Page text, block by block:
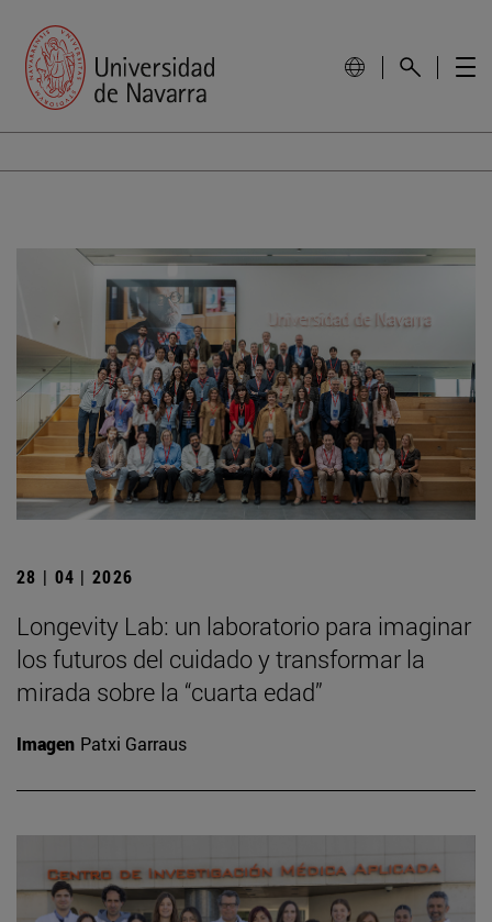
28 | 04 | 2026
Longevity Lab: un laboratorio para imaginar
los futuros del cuidado y transformar la
mirada sobre la “cuarta edad”
Imagen Patxi Garraus